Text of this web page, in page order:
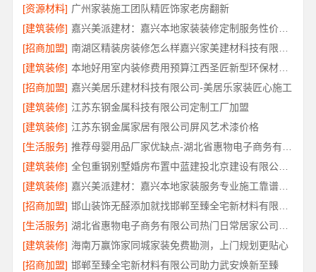
[资源材料] 广州家装施工团队精匠饰家老房翻新
[建筑装修]
嘉兴美派建材：嘉兴本地家装装修定制服务性价比高
[招商加盟]
[建筑装修]
本地好用室内装修费用预算江西圣匠新型环保材料有限公司
[招商加盟] 嘉兴美居乐建材科技有限公司-美居乐家装匠心施工
[建筑装修] 江苏东钢金属科技有限公司定制工厂加盟
[建筑装修] 江苏东钢金属家居有限公司屏风艺术漆价格
[生活服务]
[建筑装修]
全包重钢别墅婚房布置中蓝建投北京建设有限公司四川
[建筑装修]
嘉兴美派建材：嘉兴本地家装服务专业施工靠谱商家
[招商加盟]
[生活服务]
[建筑装修] 海南万赢饰家同城家装免费勘测，上门规划更贴心
[招商加盟] 邯郸至臻全宅新材料有限公司助力武安焕新至臻